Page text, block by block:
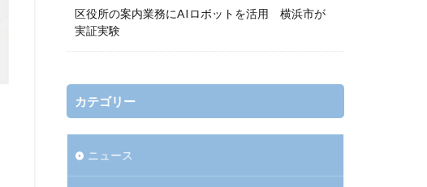
区役所の案内業務にAIロボットを活用 横浜市が
実証実験
カテゴリー
ニュース